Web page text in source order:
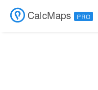
CalcMaps PRO